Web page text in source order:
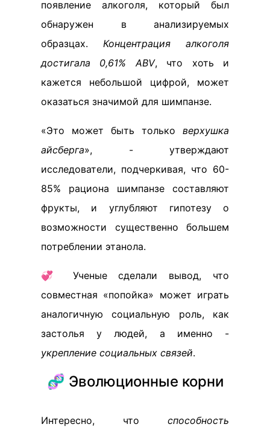
появление алкоголя, который был
обнаружен в анализируемых
образцах. Концентрация алкоголя
достигала 0,61% ABV, что хоть и
кажется небольшой цифрой, может
оказаться значимой для шимпанзе.
«Это может быть только верхушка
айсберга», - утверждают
исследователи, подчеркивая, что 60-
85% рациона шимпанзе составляют
фрукты, и углубляют гипотезу о
возможности существенно большем
потреблении этанола.
💞 Ученые сделали вывод, что
совместная «попойка» может играть
аналогичную социальную роль, как
застолья у людей, а именно -
укрепление социальных связей.
🧬 Эволюционные корни
Интересно, что способность